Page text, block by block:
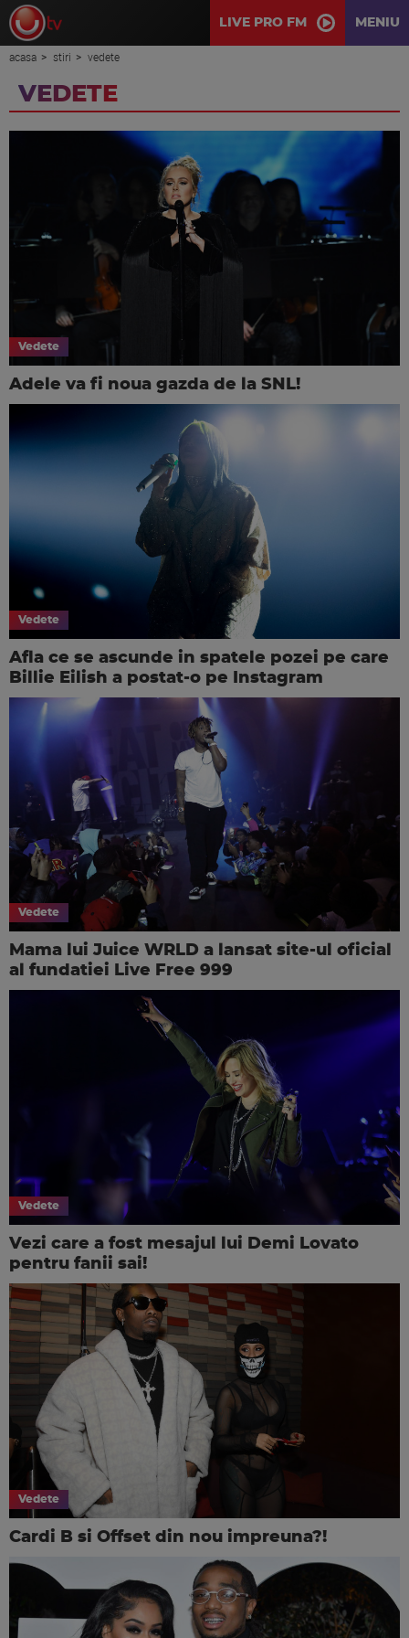
LIVE PRO FM MENIU
acasa stiri vedete
VEDETE
Vedete
Adele va fi noua gazda de la SNL!
Vedete
Afla ce se ascunde in spatele pozei pe care
Billie Eilish a postat-o pe Instagram
Vedete
Mama lui Juice WRLD a lansat site-ul oficial
al fundatiei Live Free 999
Vedete
Vezi care a fost mesajul lui Demi Lovato
pentru fanii sai!
Vedete
Cardi B si Offset din nou impreuna?!